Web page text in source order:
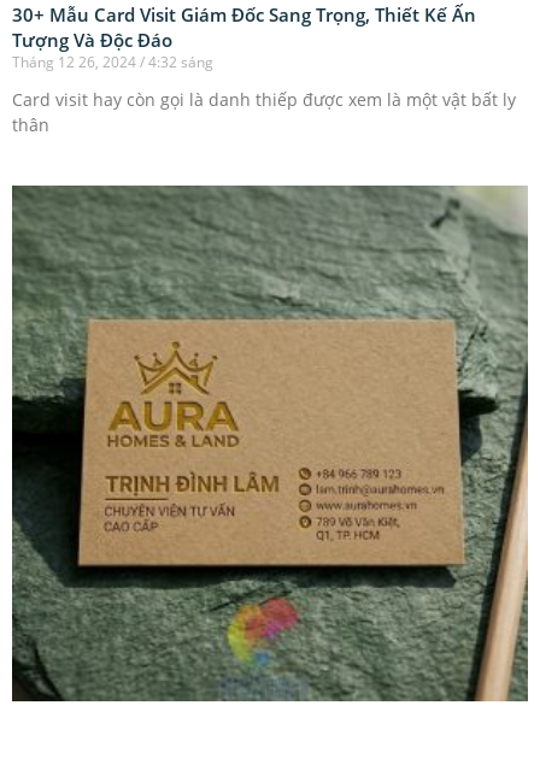
30+ Mẫu Card Visit Giám Đốc Sang Trọng, Thiết Kế Ấn
Tượng Và Độc Đáo
Tháng 12 26, 2024 4:32 sáng
Card visit hay còn gọi là danh thiếp được xem là một vật bất ly
thân